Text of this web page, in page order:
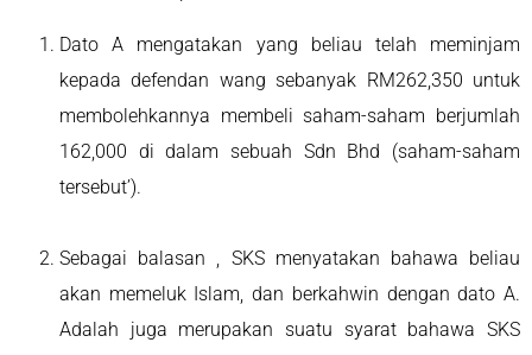
Dato A mengatakan yang beliau telah meminjam
kepada defendan wang sebanyak RM262,350 untuk
membolehkannya membeli saham-saham berjumlah
162,000 di dalam sebuah Sdn Bhd (saham-saham
tersebut’).
Sebagai balasan , SKS menyatakan bahawa beliau
akan memeluk Islam, dan berkahwin dengan dato A.
Adalah juga merupakan suatu syarat bahawa SKS